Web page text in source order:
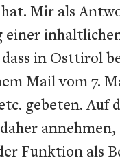
Mir als
in Osttirol
Mail vom 7.
gebeten. Auf
annehmen,
Funktion als